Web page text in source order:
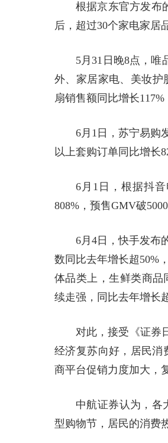
根据京东官方发布
后，超过30个家电家居
5月31日晚8点，唯
外、家居家电、美妆护
扇销售额同比增长
6月1日，苏宁易购
以上套购订单同比增长
6月1日，根据抖
808%，预售GMV破
6月4日，快手发布
数同比去年增长超50%
体品类上，生鲜类商品
续走强，同比去年增长
对此，接受《证券
经济复苏向好，居民消
商平台促销力度加大，
中航证券认为，各
型购物节，居民的消费